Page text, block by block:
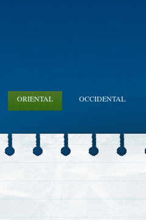
ORIENTAL OCCIDENTAL